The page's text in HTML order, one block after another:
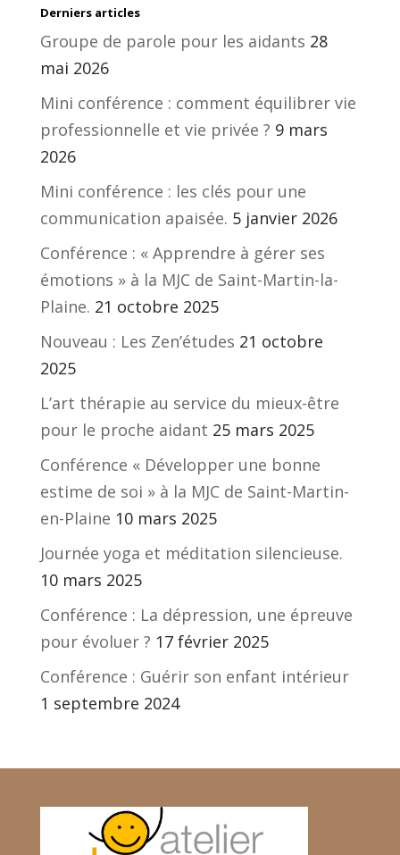
Derniers articles
Groupe de parole pour les aidants 28
mai 2026
Mini conférence : comment équilibrer vie
professionnelle et vie privée ? 9 mars
2026
Mini conférence : les clés pour une
communication apaisée. 5 janvier 2026
Conférence : « Apprendre à gérer ses
émotions » à la MJC de Saint-Martin-la-
Plaine. 21 octobre 2025
Nouveau : Les Zen’études 21 octobre
2025
L’art thérapie au service du mieux-être
pour le proche aidant 25 mars 2025
Conférence « Développer une bonne
estime de soi » à la MJC de Saint-Martin-
en-Plaine 10 mars 2025
Journée yoga et méditation silencieuse.
10 mars 2025
Conférence : La dépression, une épreuve
pour évoluer ? 17 février 2025
Conférence : Guérir son enfant intérieur
1 septembre 2024